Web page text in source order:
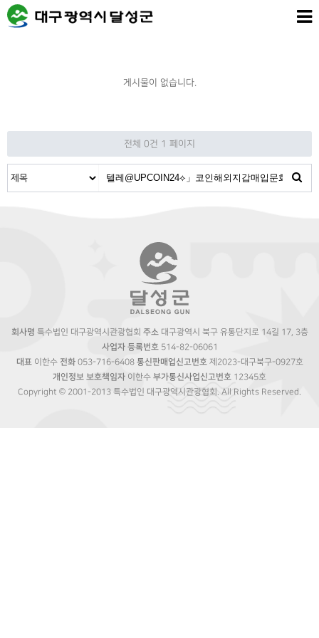
게시물이 없습니다.
전체 0건 1 페이지
회사명 특수법인 대구광역시관광협회 주소대구광역시 북구 유통단지로 14길 17, 3층
사업자 등록번호514-82-06061
대표이한수 전화053-716-6408 통신판매업신고번호제2023-대구북구-0927호
개인정보 보호책임자 이한수 부가통신사업신고번호 12345호
Copyright © 2001-2013 특수법인 대구광역시관광협회. All Rights Reserved.